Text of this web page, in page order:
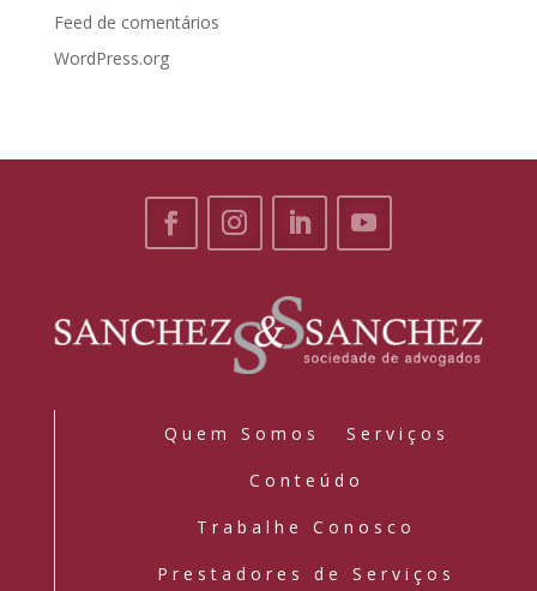
Feed de comentários
WordPress.org
Quem Somos Serviços
Conteúdo
Trabalhe Conosco
Prestadores de Serviços